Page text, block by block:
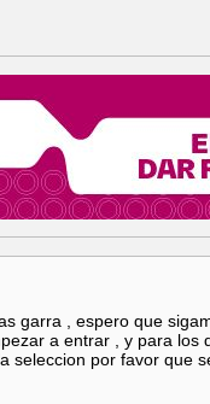
garra , espero que
a entrar , y para los
seleccion por favor que